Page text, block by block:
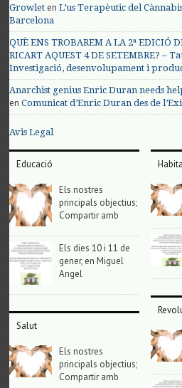
Growlet enL’us Terapèutic del
Barcelona
QUÈ ENS TROBAREM A LA 2ª EDICIÓ
RICART AQUEST 4 DE SETEMBRE? –
Investigació, desenvolupament i
Anarchist genius Enric Duran needs
enComunicat d’Enric Duran des de
Avis Legal
Educació
Els nostres
principals objectius;
Compartir amb
Els dies 10 i 11 de
gener, en Miguel
Angel
Salut
Els nostres
principals objectius;
Compartir amb